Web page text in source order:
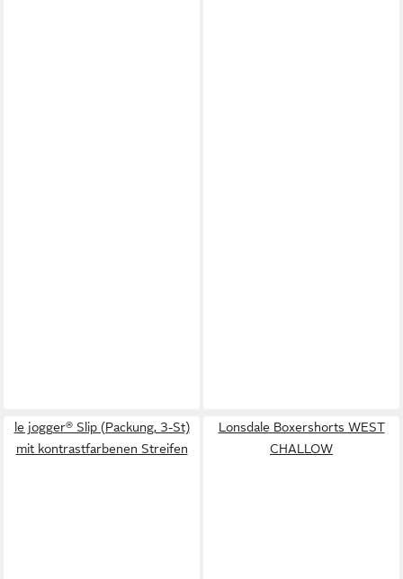
le jogger® Slip (Packung, 3-St)
mit kontrastfarbenen Streifen
Lonsdale Boxershorts WEST
CHALLOW